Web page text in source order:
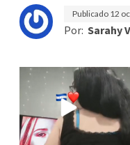
Publicado 12
Por: Sarahy